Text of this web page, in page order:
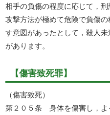
相手の負傷の程度に応じて，刑
攻撃方法が極めて危険で負傷
す意図があったとして，殺人
があります。
【傷害致死罪】
（傷害致死）
第２０５条 身体を傷害し，よ